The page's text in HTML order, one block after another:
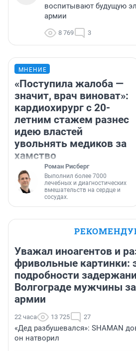
воспитывают будущую
армии
8 769 3
МНЕНИЕ
«Поступила жалоба —
значит, врач виноват»:
кардиохирург с 20-
летним стажем разнес
идею властей
увольнять медиков за
хамство
Роман Рисберг
Выполнил более 7000
лечебных и диагностических
вмешательств на сердце и
сосудах.
Уважал иноагентов и
фривольные картинки:
подробности
Волгограде мужчины
армии
22 часа 13 725 27
«Дед разбушевался»: SHAMAN
он натворил